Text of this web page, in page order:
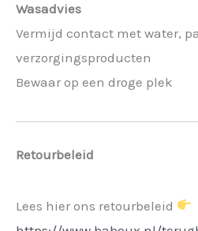
Wasadvies
Vermijd contact met water,
verzorgingsproducten
Bewaar op een droge plek
Retourbeleid
Lees hier ons retourbeleid